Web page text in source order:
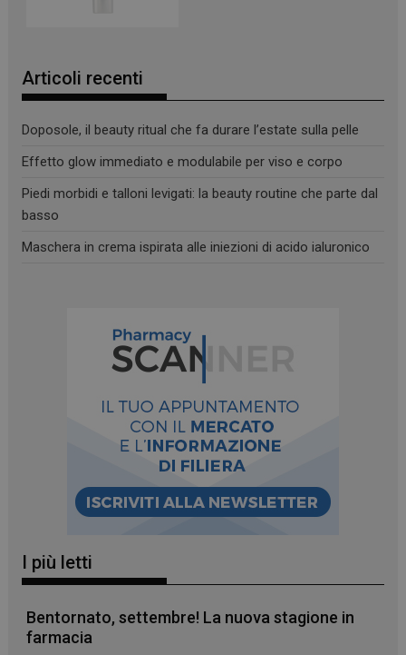
Articoli recenti
Doposole, il beauty ritual che fa durare l’estate sulla pelle
Effetto glow immediato e modulabile per viso e corpo
Piedi morbidi e talloni levigati: la beauty routine che parte dal
basso
Maschera in crema ispirata alle iniezioni di acido ialuronico
I più letti
Bentornato, settembre! La nuova stagione in
farmacia
_ga
Google LLC
1 anno 1
mese